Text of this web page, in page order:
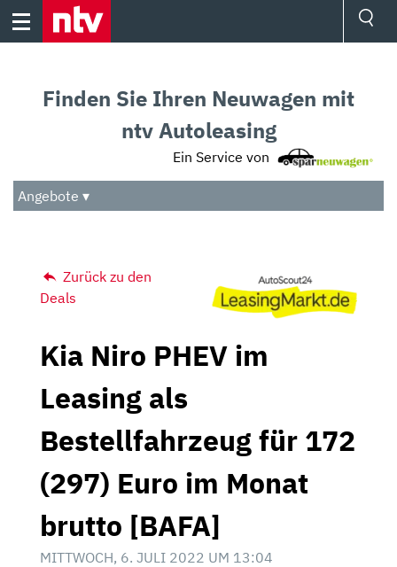
Skip
Audio
Das Beste
Finden Sie Ihren Neuwagen mit
ntv Autoleasing
Ein Service von
Angebote ▾
Zurück zu den
Deals
Kia Niro PHEV im
Leasing als
Bestellfahrzeug für 172
(297) Euro im Monat
brutto [BAFA]
MITTWOCH, 6. JULI 2022 UM 13:04